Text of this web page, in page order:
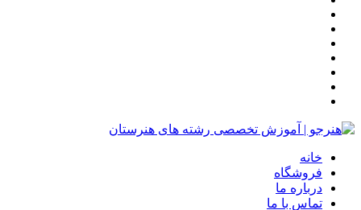
خانه
فروشگاه
درباره ما
تماس با ما